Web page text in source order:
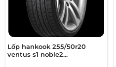
Lốp hankook 255/50r20
ventus s1 noble2...